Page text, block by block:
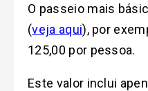
O passeio mais
(veja aqui), por
125,00 por pessoa.
Este valor inclui